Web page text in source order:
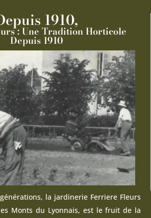
1910,
: Une Tradition Horticole
Depuis 1910
la jardinerie Ferriere Fleurs
Monts du Lyonnais, est le fruit de la